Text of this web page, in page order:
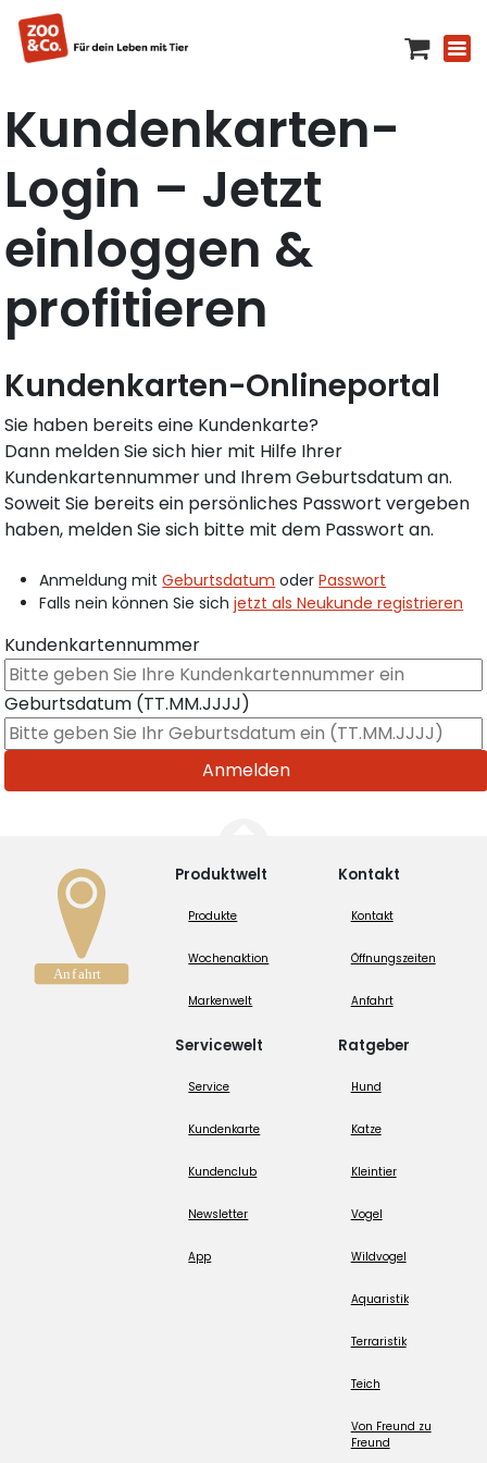
Kundenkarten-
Login – Jetzt
einloggen &
profitieren
Kundenkarten-Onlineportal
Sie haben bereits eine Kundenkarte?
Dann melden Sie sich hier mit Hilfe Ihrer
Kundenkartennummer und Ihrem Geburtsdatum an.
Soweit Sie bereits ein persönliches Passwort vergeben
haben, melden Sie sich bitte mit dem Passwort an.
Anmeldung mitGeburtsdatum oderPasswort
Falls nein können Sie sichjetzt als Neukunde registrieren
Kundenkartennummer
Geburtsdatum (TT.MM.JJJJ)
Produktwelt
Produkte
Wochenaktion
Markenwelt
Servicewelt
Service
Kundenkarte
Kundenclub
Newsletter
App
Kontakt
Kontakt
Öffnungszeiten
Anfahrt
Ratgeber
Hund
Katze
Kleintier
Vogel
Wildvogel
Aquaristik
Terraristik
Teich
Von Freund zu
Freund